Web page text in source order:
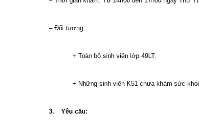
– Đối tượng:
+ Toàn bộ sinh viên lớp 49LT.
+ Những sinh viên K51 chưa khám sức
3. Yêu cầu: